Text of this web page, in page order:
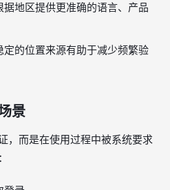
据地区提供更准确的语言、产品
定的位置来源有助于减少频繁验
景
，而是在使用过程中被系统要求